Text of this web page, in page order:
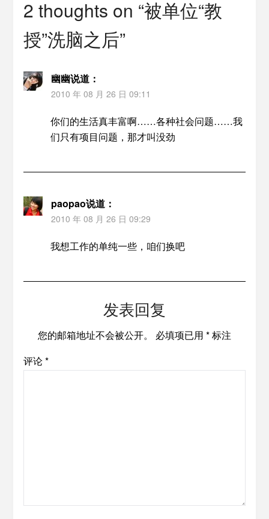
2 thoughts on “被单位“教
授”洗脑之后”
幽幽说道：
2010 年 08 月 26 日 09:11
你们的生活真丰富啊……各种社会问题……我
们只有项目问题，那才叫没劲
paopao说道：
2010 年 08 月 26 日 09:29
我想工作的单纯一些，咱们换吧
发表回复
您的邮箱地址不会被公开。 必填项已用 *标注
评论*